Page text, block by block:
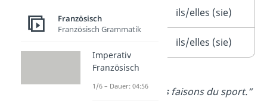
nous (wir) ils/elles (sie)
ils/elles (sie)
➡️ Beispiel:
Amelie dit : „Nousfaisons du sport.“
Französisch
Französisch Grammatik
Imperativ
Französisch
1/6 – Dauer: 04:56